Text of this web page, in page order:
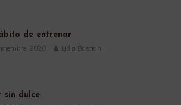
de entrenar
2020 Lidia Bastian
sin dulce